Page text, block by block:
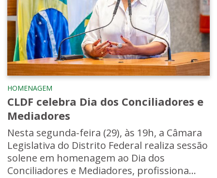
HOMENAGEM
CLDF celebra Dia dos Conciliadores e
Mediadores
Nesta segunda-feira (29), às 19h, a Câmara
Legislativa do Distrito Federal realiza sessão
solene em homenagem ao Dia dos
Conciliadores e Mediadores, profissiona...